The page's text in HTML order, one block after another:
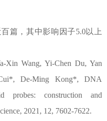
篇，其中影响因子5.0以上
Xin Wang, Yi-Chen Du, Yan
De-Ming Kong*, DNA
probes: construction and
2021, 12, 7602-7622.